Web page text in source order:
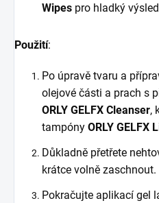
Wipes pro hladký
Použití:
Po úpravě tvaru a
olejové části a prach s
ORLY GELFX Cleanser,
tampóny ORLY GELFX
Důkladně přetřete
krátce volně zaschnout.
Pokračujte aplikací gel